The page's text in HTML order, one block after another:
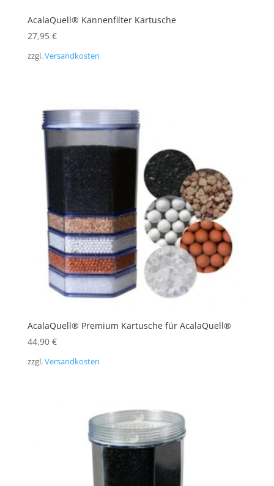
AcalaQuell® Kannenfilter Kartusche
27,95 €
zzgl.Versandkosten
AcalaQuell® Premium Kartusche für AcalaQuell®
44,90 €
zzgl.Versandkosten